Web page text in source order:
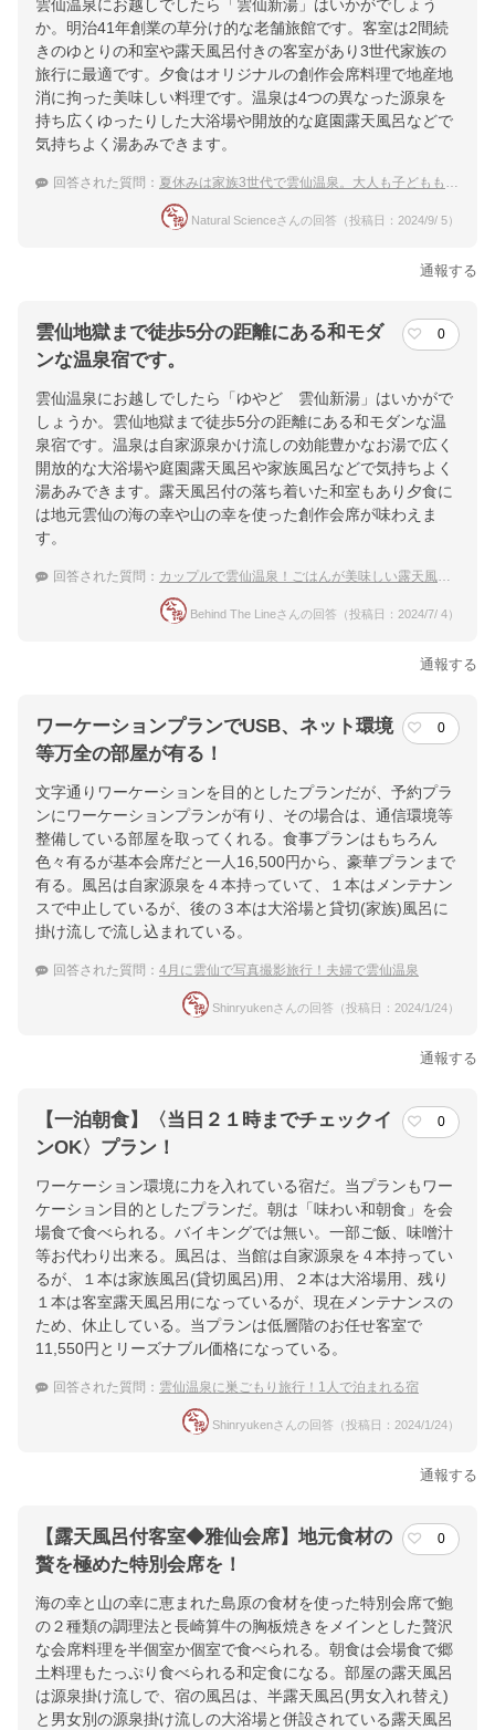
雲仙温泉にお越しでしたら「雲仙新湯」はいかがでしょう
か。明治41年創業の草分け的な老舗旅館です。客室は2間続
きのゆとりの和室や露天風呂付きの客室があり3世代家族の
旅行に最適です。夕食はオリジナルの創作会席料理で地産地
消に拘った美味しい料理です。温泉は4つの異なった源泉を
持ち広くゆったりした大浴場や開放的な庭園露天風呂などで
気持ちよく湯あみできます。
回答された質問： 夏休みは家族3世代で雲仙温泉。大人も子どもも楽しめる食事と露天風呂がある宿は？
Natural Scienceさんの回答（投稿日：2024/9/ 5）
通報する
雲仙地獄まで徒歩5分の距離にある和モダ
ンな温泉宿です。
0
雲仙温泉にお越しでしたら「ゆやど 雲仙新湯」はいかがで
しょうか。雲仙地獄まで徒歩5分の距離にある和モダンな温
泉宿です。温泉は自家源泉かけ流しの効能豊かなお湯で広く
開放的な大浴場や庭園露天風呂や家族風呂などで気持ちよく
湯あみできます。露天風呂付の落ち着いた和室もあり夕食に
は地元雲仙の海の幸や山の幸を使った創作会席が味わえま
す。
回答された質問： カップルで雲仙温泉！ごはんが美味しい露天風呂付き客室の温泉宿は？
Behind The Lineさんの回答（投稿日：2024/7/ 4）
通報する
ワーケーションプランでUSB、ネット環境
等万全の部屋が有る！
0
文字通りワーケーションを目的としたプランだが、予約プラ
ンにワーケーションプランが有り、その場合は、通信環境等
整備している部屋を取ってくれる。食事プランはもちろん
色々有るが基本会席だと一人16,500円から、豪華プランまで
有る。風呂は自家源泉を４本持っていて、１本はメンテナン
スで中止しているが、後の３本は大浴場と貸切(家族)風呂に
掛け流しで流し込まれている。
回答された質問： 4月に雲仙で写真撮影旅行！夫婦で雲仙温泉
Shinryukenさんの回答（投稿日：2024/1/24）
通報する
【一泊朝食】〈当日２１時までチェックイ
ンOK〉プラン！
0
ワーケーション環境に力を入れている宿だ。当プランもワー
ケーション目的としたプランだ。朝は「味わい和朝食」を会
場食で食べられる。バイキングでは無い。一部ご飯、味噌汁
等お代わり出来る。風呂は、当館は自家源泉を４本持ってい
るが、１本は家族風呂(貸切風呂)用、２本は大浴場用、残り
１本は客室露天風呂用になっているが、現在メンテナンスの
ため、休止している。当プランは低層階のお任せ客室で
11,550円とリーズナブル価格になっている。
回答された質問： 雲仙温泉に巣ごもり旅行！1人で泊まれる宿
Shinryukenさんの回答（投稿日：2024/1/24）
通報する
【露天風呂付客室◆雅仙会席】地元食材の
贅を極めた特別会席を！
0
海の幸と山の幸に恵まれた島原の食材を使った特別会席で鮑
の２種類の調理法と長崎算牛の胸板焼きをメインとした贅沢
な会席料理を半個室か個室で食べられる。朝食は会場食で郷
土料理もたっぷり食べられる和定食になる。部屋の露天風呂
は源泉掛け流しで、宿の風呂は、半露天風呂(男女入れ替え)
と男女別の源泉掛け流しの大浴場と併設されている露天風呂